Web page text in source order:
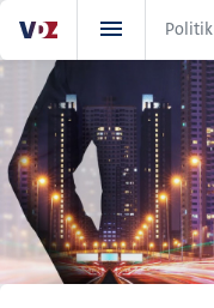
zum
Inhalt
Politik